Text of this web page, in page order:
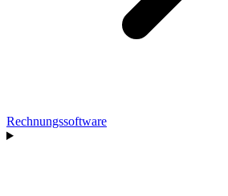
Rechnungssoftware